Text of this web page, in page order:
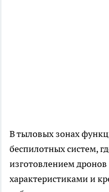
В тыловых зонах
беспилотных систем,
изготовлением
характеристиками и